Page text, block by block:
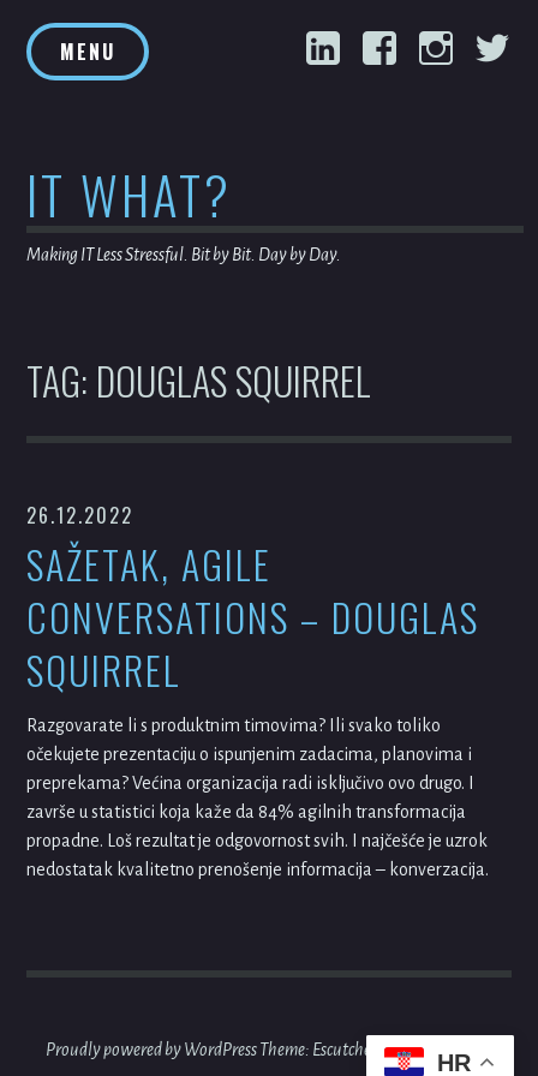
to
content
LinkedInFacebook
MENU
IT WHAT?
Making IT Less Stressful. Bit by Bit. Day by Day.
TAG: DOUGLAS SQUIRREL
26.12.2022
SAŽETAK, AGILE
CONVERSATIONS – DOUGLAS
SQUIRREL
Razgovarate li s produktnim timovima? Ili svako toliko
očekujete prezentaciju o ispunjenim zadacima, planovima i
preprekama? Većina organizacija radi isključivo ovo drugo. I
završe u statistici koja kaže da 84% agilnih transformacija
propadne. Loš rezultat je odgovornost svih. I najčešće je uzrok
nedostatak kvalitetno prenošenje informacija – konverzacija.
Proudly powered by WordPressTheme: Escutcheon byAutomattic
HR